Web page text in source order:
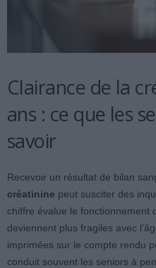
Clairance de la
ans : ce que les
savoir
Recevoir un résultat de bilan
créatinine peut susciter des
chiffre évalue le fonctionnement
deviennent plus fragiles avec
imprimées sur le compte rendu
conduit souvent les seniors à